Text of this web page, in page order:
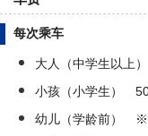
每次乘车
大人（中学生以上
小孩（小学生）
幼儿（学龄前）